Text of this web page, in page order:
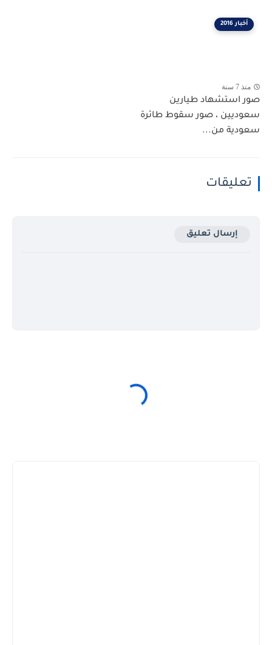
أخبار 2016
منذ 7 سنة
صور استشهاد طيارين
سعوديين ، صور سقوط طائرة
سعودية من...
تعليقات
إرسال تعليق